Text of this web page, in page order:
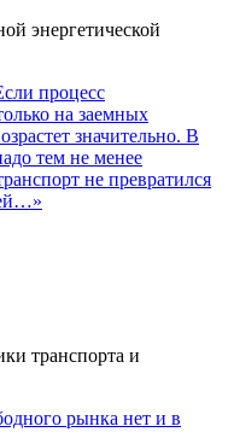
энергетической
процесс
на заемных
значительно. В
тем не менее
не превратился
транспорта и
рынка нет и в